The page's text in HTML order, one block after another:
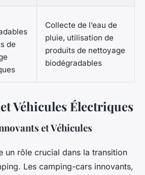
de
Collecte de l’eau de
pluie, utilisation de
produits de nettoyage
biodégradables
Véhicules Électriques
et Véhicules
un rôle crucial dans la transition
Les camping-cars innovants,